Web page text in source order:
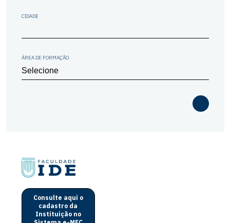
CIDADE
ÁREA DE FORMAÇÃO
Consulte aqui o
cadastro da
Instituição no